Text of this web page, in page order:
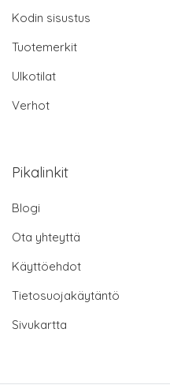
Kodin sisustus
Tuotemerkit
Ulkotilat
Verhot
Pikalinkit
Blogi
Ota yhteyttä
Käyttöehdot
Tietosuojakäytäntö
Sivukartta